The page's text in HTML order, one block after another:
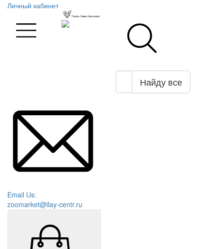
Личный кабинет
Найду все
Email Us:
zoomarket@ilay-centr.ru